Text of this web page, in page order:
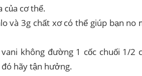
của cơ thể.
và 3g chất xơ có thể giúp bạn no
không đường 1 cốc chuối 1/2
hãy tận hưởng.